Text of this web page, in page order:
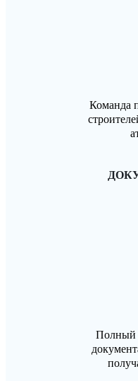
Команда
Полный